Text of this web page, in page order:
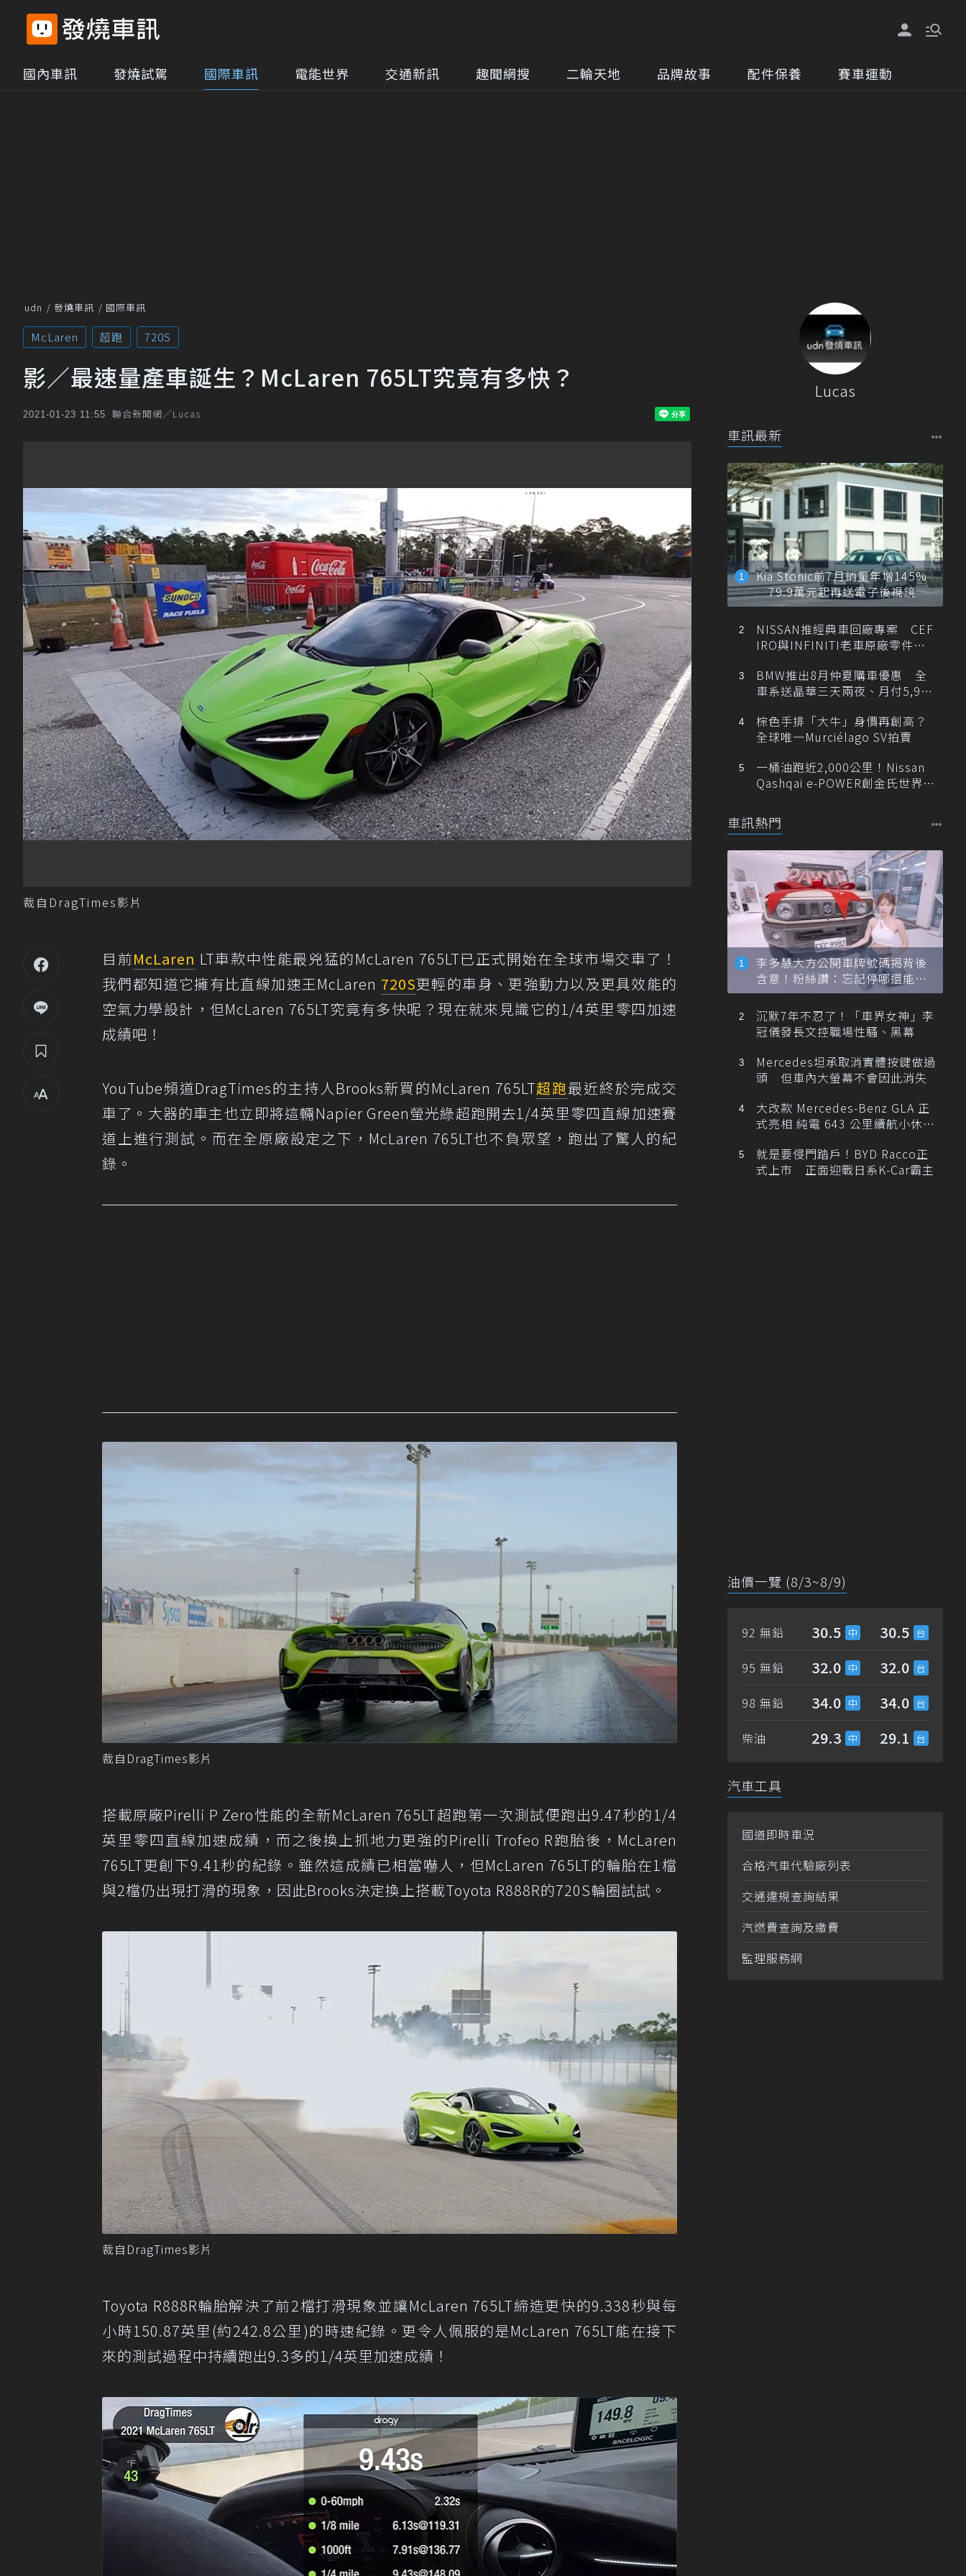
國內車訊 發燒試駕 國際車訊 電能世界 交通新訊 趣聞網搜 二輪天地 品牌故事 配件保養 賽車運動
udn 發燒車訊 國際車訊
McLaren 超跑 720S
影／最速量產車誕生？McLaren 765LT究竟有多快？
2021-01-23 11:55 聯合新聞網／Lucas
裁自DragTimes影片
目前McLaren LT車款中性能最兇猛的McLaren 765LT已正式開始在全球市場交車了！
我們都知道它擁有比直線加速王McLaren 720S更輕的車身、更強動力以及更具效能的
空氣力學設計，但McLaren 765LT究竟有多快呢？現在就來見識它的1/4英里零四加速
成績吧！
YouTube頻道DragTimes的主持人Brooks新買的McLaren 765LT超跑最近終於完成交
車了。大器的車主也立即將這輛Napier Green螢光綠超跑開去1/4英里零四直線加速賽
道上進行測試。而在全原廠設定之下，McLaren 765LT也不負眾望，跑出了驚人的紀
錄。
裁自DragTimes影片
搭載原廠Pirelli P Zero性能的全新McLaren 765LT超跑第一次測試便跑出9.47秒的1/4
英里零四直線加速成績，而之後換上抓地力更強的Pirelli Trofeo R跑胎後，McLaren
765LT更創下9.41秒的紀錄。雖然這成績已相當嚇人，但McLaren 765LT的輪胎在1檔
與2檔仍出現打滑的現象，因此Brooks決定換上搭載Toyota R888R的720S輪圈試試。
裁自DragTimes影片
Toyota R888R輪胎解決了前2檔打滑現象並讓McLaren 765LT締造更快的9.338秒與每
小時150.87英里(約242.8公里)的時速紀錄。更令人佩服的是McLaren 765LT能在接下
來的測試過程中持續跑出9.3多的1/4英里加速成績！
Lucas
車訊最新
Kia Stonic前7月銷量年增145%
79.9萬元起再送電子後視鏡
NISSAN推經典車回廠專案 CEF
IRO與INFINITI老車原廠零件最
BMW推出8月仲夏購車優惠 全
車系送晶華三天兩夜、月付5,900
棕色手排「大牛」身價再創高？
全球唯一Murciélago SV拍賣
一桶油跑近2,000公里！Nissan
Qashqai e-POWER創金氏世界紀
車訊熱門
李多慧大方公開車牌號碼揭背後
含意！粉絲讚：忘記停哪還能幫
忙找車
沉默7年不忍了！「車界女神」李
冠儀發長文控職場性騷、黑幕
Mercedes坦承取消實體按鍵做過
頭 但車內大螢幕不會因此消失
大改款 Mercedes-Benz GLA 正
式亮相 純電 643 公里續航小休
就是要侵門踏戶！BYD Racco正
式上市 正面迎戰日系K-Car霸主
油價一覽 (8/3~8/9)
92 無鉛 30.5 30.5
95 無鉛 32.0 32.0
98 無鉛 34.0 34.0
柴油 29.3 29.1
汽車工具
國道即時車況
合格汽車代驗廠列表
交通違規查詢結果
汽燃費查詢及繳費
監理服務網